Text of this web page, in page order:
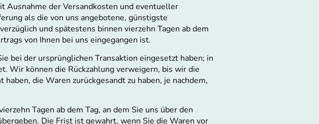
Ausnahme der Versandkosten und eventueller
als die von uns angebotene, günstigste
und spätestens binnen vierzehn Tagen ab dem
von Ihnen bei uns eingegangen ist.
bei der ursprünglichen Transaktion eingesetzt haben; in
Wir können die Rückzahlung verweigern, bis wir die
die Waren zurückgesandt zu haben, je nachdem,
Tagen ab dem Tag, an dem Sie uns über den
Die Frist ist gewahrt, wenn Sie die Waren vor